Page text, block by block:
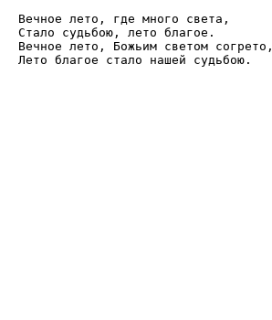
Вечное лето, где много света,
Стало судьбою, лето благое.
Вечное лето, Божьим светом согрето,
Лето благое стало нашей судьбою.